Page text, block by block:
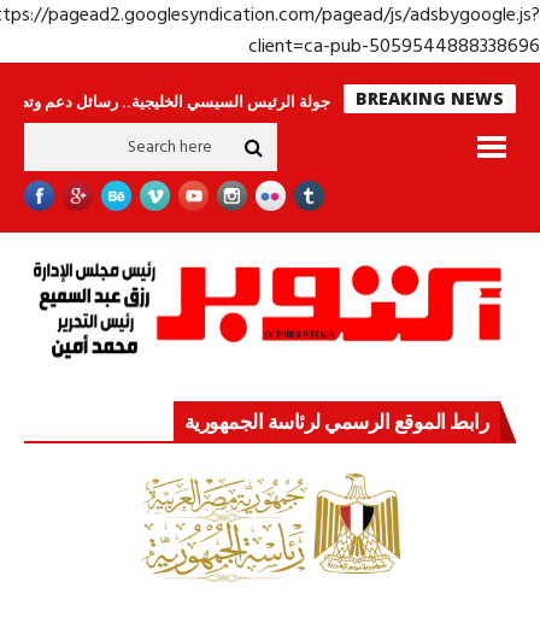
https://pagead2.googlesyndication.com/pagead/js/
client=ca-pub-
BREAKING NEWS
وحراس لا ينامون جولة الرئيس السيسي الخليجية.. رسائل دعم وتضامن
رابط الموقع الرسمي لرئاسة الجمهورية